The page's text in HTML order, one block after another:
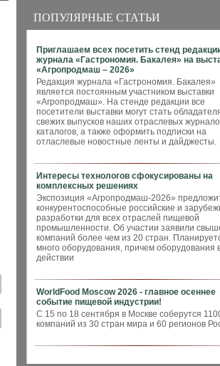
ПОПУЛЯРНЫЕ СТАТЬИ
Приглашаем всех посетить стенд
журнала «Гастрономия. Бакалея» на
«Агропродмаш – 2026»
Редакция журнала «Гастрономия. Бакалея»
является постоянным участником выставки
«Агропродмаш». На стенде редакции все
посетители выставки могут стать
свежих выпусков наших отраслевых
каталогов, а также оформить подписки на
отласлевые новостные ленты и дайджесты.
Интересы технологов сфокусированы на
комплексных решениях
Экспозиция «Агропродмаш-2026»
конкурентоспособные российские и
разработки для всех отраслей пищевой
промышленности. Об участии заявили
компаний более чем из 20 стран.
много оборудования, причем оборудования
действии
WorldFood Moscow 2026 - главное осеннее
событие пищевой индустрии!
С 15 по 18 сентября в Москве соберутся
компаний из 30 стран мира и 60 регионов